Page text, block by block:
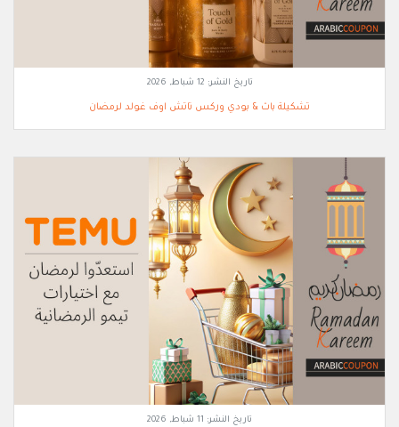
تاريخ النشر: 12 شباط, 2026
تشكيلة باث & بودي وركس تاتش اوف غولد لرمضان
تاريخ النشر: 11 شباط, 2026